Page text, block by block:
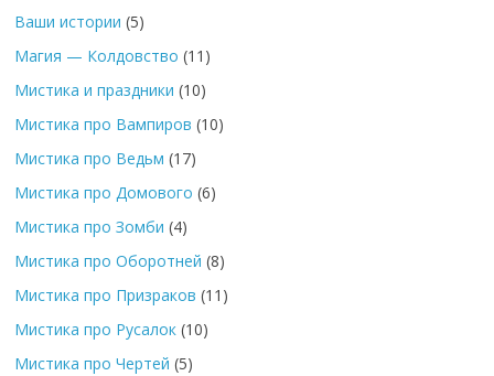
Ваши истории (5)
Магия — Колдовство (11)
Мистика и праздники (10)
Мистика про Вампиров (10)
Мистика про Ведьм (17)
Мистика про Домового (6)
Мистика про Зомби (4)
Мистика про Оборотней (8)
Мистика про Призраков (11)
Мистика про Русалок (10)
Мистика про Чертей (5)